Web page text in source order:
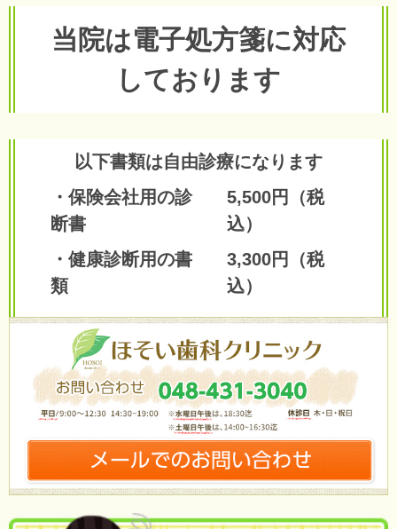
当院は電子処方箋に対応
しております
以下書類は自由診療になります
・保険会社用の診
断書
5,500円（税
込）
・健康診断用の書
類
3,300円（税
込）